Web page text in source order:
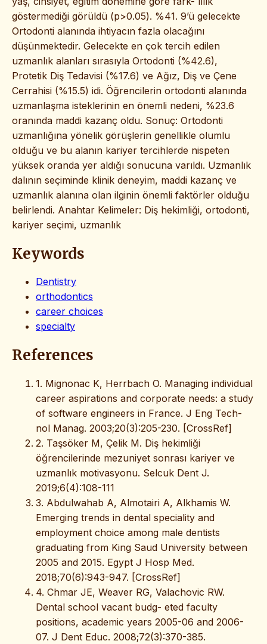
göstermediği görüldü (p>0.05). %41. 9’ü gelecekte
Ortodonti alanında ihtiyacın fazla olacağını
düşünmektedir. Gelecekte en çok tercih edilen
uzmanlık alanları sırasıyla Ortodonti (%42.6),
Protetik Diş Tedavisi (%17.6) ve Ağız, Diş ve Çene
Cerrahisi (%15.5) idi. Öğrencilerin ortodonti alanında
uzmanlaşma isteklerinin en önemli nedeni, %23.6
oranında maddi kazanç oldu. Sonuç: Ortodonti
uzmanlığına yönelik görüşlerin genellikle olumlu
olduğu ve bu alanın kariyer tercihlerde nispeten
yüksek oranda yer aldığı sonucuna varıldı. Uzmanlık
dalının seçiminde klinik deneyim, maddi kazanç ve
uzmanlık alanına olan ilginin önemli faktörler olduğu
belirlendi. Anahtar Kelimeler: Diş hekimliği, ortodonti,
kariyer seçimi, uzmanlık
Keywords
Dentistry
orthodontics
career choices
specialty
References
1. Mignonac K, Herrbach O. Managing individual
career aspirations and corporate needs: a study
of software engineers in France. J Eng Tech-
nol Manag. 2003;20(3):205-230. [CrossRef]
2. Taşsöker M, Çelik M. Diş hekimliği
öğrencilerinde mezuniyet sonrası kariyer ve
uzmanlık motivasyonu. Selcuk Dent J.
2019;6(4):108-111
3. Abdulwahab A, Almotairi A, Alkhamis W.
Emerging trends in dental speciality and
employment choice among male dentists
graduating from King Saud University between
2005 and 2015. Egypt J Hosp Med.
2018;70(6):943-947. [CrossRef]
4. Chmar JE, Weaver RG, Valachovic RW.
Dental school vacant budg- eted faculty
positions, academic years 2005-06 and 2006-
07. J Dent Educ. 2008;72(3):370-385.